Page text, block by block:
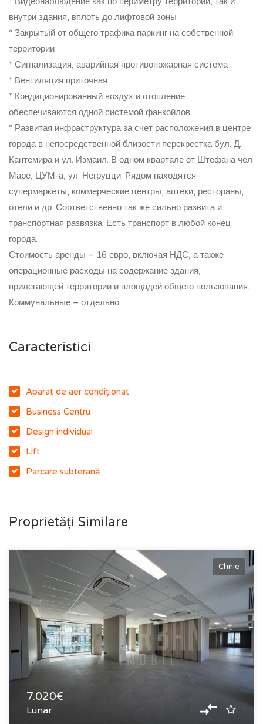
внутри здания, вплоть до лифтовой зоны
* Закрытый от общего трафика паркинг на собственной
территории
* Сигнализация, аварийная противопожарная система
* Вентиляция приточная
* Кондиционированный воздух и отопление
обеспечиваются одной системой фанкойлов
* Развитая инфраструктура за счет расположения в центре
города в непосредственной близости перекрестка бул. Д.
Кантемира и ул. Измаил. В одном квартале от Штефана чел
Маре, ЦУМ-а, ул. Негруцци. Рядом находятся
супермаркеты, коммерческие центры, аптеки, рестораны,
отели и др. Соответственно так же сильно развита и
транспортная развязка. Есть транспорт в любой конец
города.
Стоимость аренды – 16 евро, включая НДС, а также
операционные расходы на содержание здания,
прилегающей территории и площадей общего пользования.
Коммунальные – отдельно.
Caracteristici
Aparat de aer condiționat
Business Centru
Design individual
Lift
Parcare subterană
Proprietăți Similare
Chirie
7.020€
Lunar